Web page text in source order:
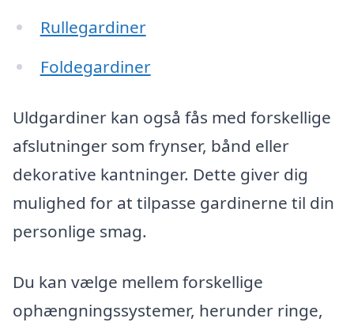
Rullegardiner
Foldegardiner
Uldgardiner kan også fås med forskellige
afslutninger som frynser, bånd eller
dekorative kantninger. Dette giver dig
mulighed for at tilpasse gardinerne til din
personlige smag.
Du kan vælge mellem forskellige
ophængningssystemer, herunder ringe,